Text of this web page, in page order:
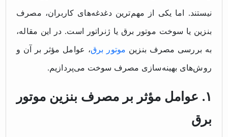
نیستند. اما یکی از مهم‌ترین دغدغه‌های کاربران، مصرف
بنزین یا سوخت موتور برق یا ژنراتور است. در این مقاله،
به بررسی مصرف بنزین موتور برق، عوامل مؤثر بر آن و
روش‌های بهینه‌سازی مصرف سوخت می‌پردازیم.
۱. عوامل مؤثر بر مصرف بنزین موتور
برق